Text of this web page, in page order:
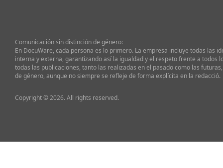
Comunicación sin distinción de género:
En DocuWare, cada persona es lo primero. La empresa incluye todas las
interna y externa, garantizando así la igualdad y el respeto frente a todos
todas las publicaciones, tanto las realizadas en el pasado como las
de género, aunque no siempre se refleje de forma explícita en la redacció.
Copyright © 2026. All rights reserved.